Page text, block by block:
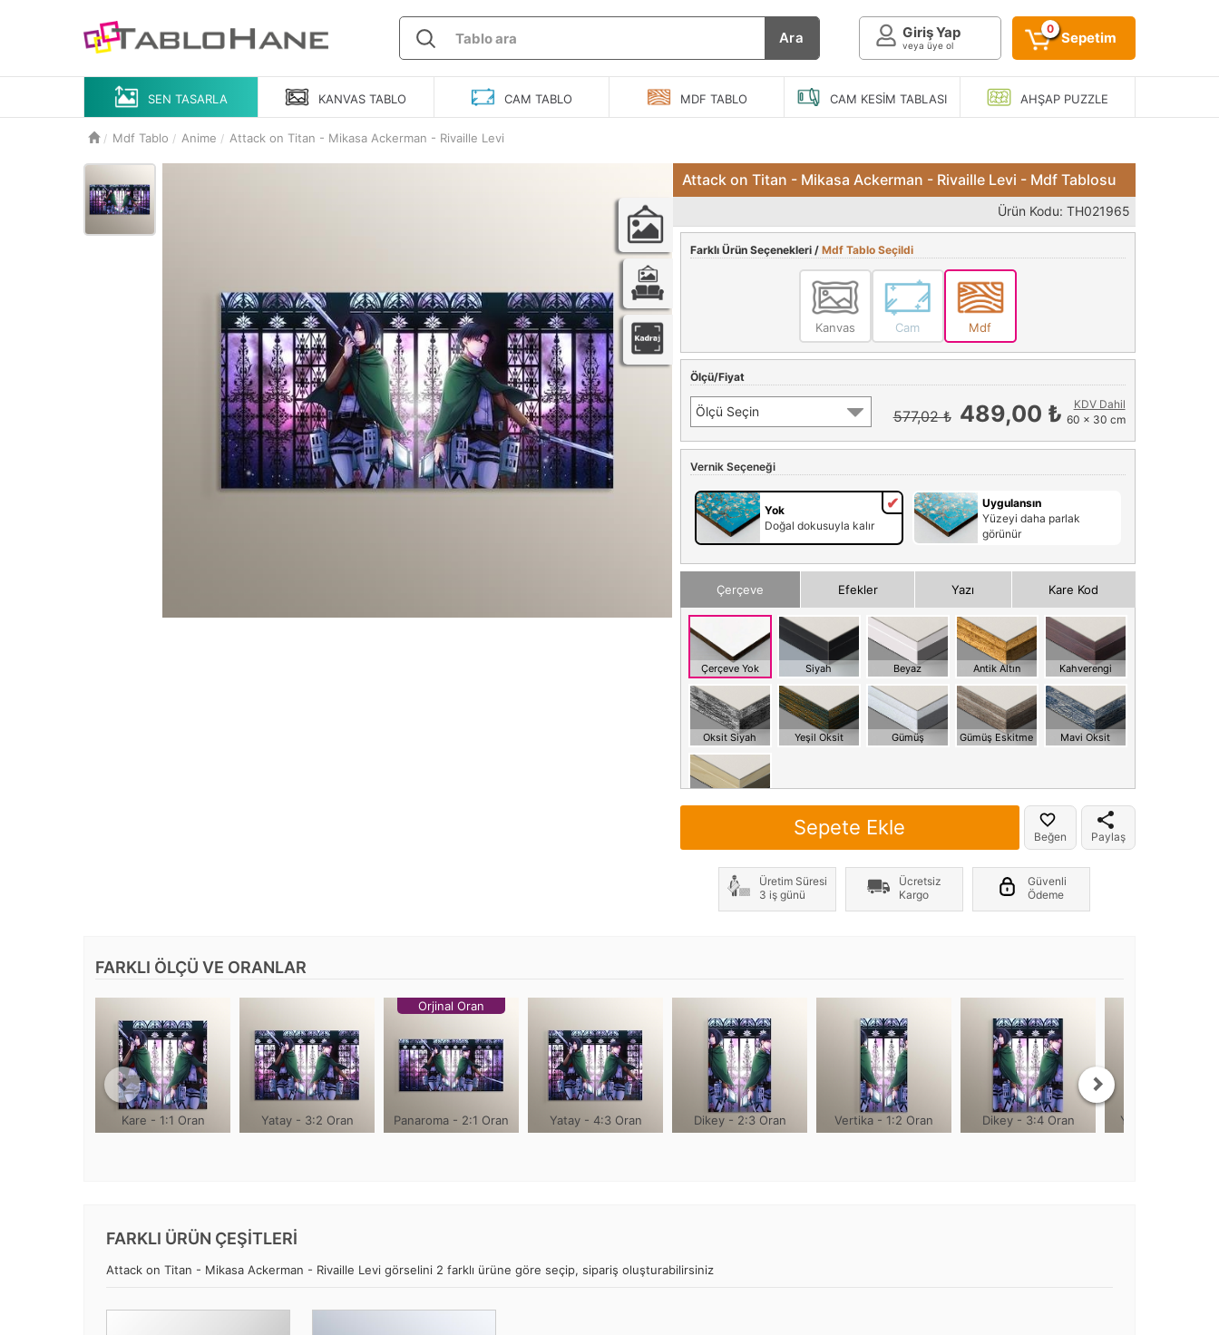
Ara Giriş Yap
veya üye ol
0
Sepetim
SEN TASARLA KANVAS TABLO CAM TABLO MDF TABLO CAM KESIM TABLASI AHŞAPPUZZLE
Mdf Tablo Anime Attack on Titan - Mikasa Ackerman - Rivaille Levi
Attack on Titan - Mikasa Ackerman - Rivaille Levi - Mdf Tablosu
Ürün Kodu: TH021965
Farklı Ürün Seçenekleri / Mdf Tablo Seçildi
Kanvas Cam Mdf
Ölçü/Fiyat
Ölçü Seçin 577,02 ₺ 489,00 ₺
KDV Dahil
60 x 30 cm
Vernik Seçeneği
Yok
Doğal dokusuyla kalır
Uygulansın
Yüzeyi daha parlak
görünür
Çerçeve Efekler Yazı Kare Kod
Çerçeve Yok Siyah Beyaz Antik Altın Kahverengi
Oksit Siyah Yeşil Oksit Gümüş Gümüş Eskitme Mavi Oksit
Meşe
Not: Çerçeve genişliği her yönde +2cm, yüksekliği 1cm olmaktadır
Sepete Ekle Beğen Paylaş
Üretim Süresi
3 iş günü
Ücretsiz
Kargo
Güvenli
Ödeme
FARKLI ÖLÇÜ VE ORANLAR
Kare - 1:1 Oran Yatay - 3:2 Oran
Orjinal Oran
Panaroma - 2:1 Oran Yatay - 4:3 Oran Dikey - 2:3 Oran Vertika - 1:2 Oran Dikey - 3:4 Oran Yuvarlak - 1:1
FARKLI ÜRÜN ÇEŞİTLERİ
Attack on Titan - Mikasa Ackerman - Rivaille Levi görselini 2 farklı ürüne göre seçip, sipariş oluşturabilirsiniz